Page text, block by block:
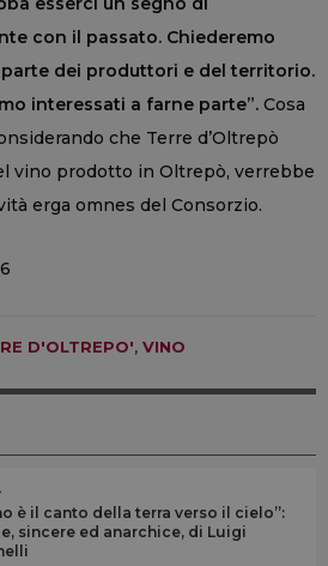
con il passato. Chiederemo
dei produttori e del territorio.
interessati a farne parte”. Cosa
che Terre d’Oltrepò
vino prodotto in Oltrepò, verrebbe
erga omnes del Consorzio.
D'OLTREPO', VINO
è il canto della terra verso il cielo”:
sincere ed anarchice, di Luigi